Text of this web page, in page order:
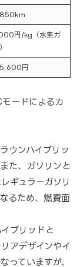
円/kg（水素ガ
円
ードによるカ
ウンハイブリッ
た、ガソリンと
ギュラーガソリ
るため、燃費面
ブリッドと
アデザインやイ
っていますが、